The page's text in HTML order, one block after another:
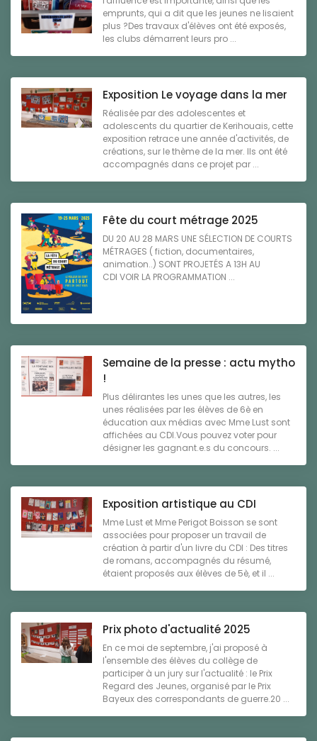
emprunts, qui a dit que les jeunes ne lisaient
plus ?Des travaux d'élèves ont été exposés,
les clubs démarrent leurs pro ...
Exposition Le voyage dans la mer
Réalisée par des adolescentes et
adolescents du quartier de Kerihouais, cette
exposition retrace une année d'activités, de
créations, sur le thème de la mer. Ils ont été
accompagnés dans ce projet par ...
Fête du court métrage 2025
DU 20 AU 28 MARS UNE SÉLECTION DE COURTS
MÉTRAGES ( fiction, documentaires,
animation..) SONT PROJETÉS A 13H AU
CDI VOIR LA PROGRAMMATION ...
Semaine de la presse : actu mytho
!
Plus délirantes les unes que les autres, les
unes réalisées par les élèves de 6è en
éducation aux médias avec Mme Lust sont
affichées au CDI.Vous pouvez voter pour
désigner les gagnant.e.s du concours. ...
Exposition artistique au CDI
Mme Lust et Mme Perigot Boisson se sont
associées pour proposer un travail de
création à partir d'un livre du CDI : Des titres
de romans, accompagnés du résumé,
étaient proposés aux élèves de 5è, et il ...
Prix photo d'actualité 2025
En ce moi de septembre, j'ai proposé à
l'ensemble des élèves du collège de
participer à un jury sur l'actualité : le Prix
Regard des Jeunes, organisé par le Prix
Bayeux des correspondants de guerre.20 ...